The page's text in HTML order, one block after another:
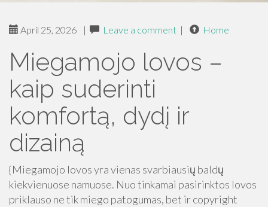
April 25, 2026 | Leave a comment | Home
Miegamojo lovos –
kaip suderinti
komfortą, dydį ir
dizainą
{Miegamojo lovos yra vienas svarbiausių baldų
kiekvienuose namuose. Nuo tinkamai pasirinktos lovos
priklauso ne tik miego patogumas, bet ir copyright